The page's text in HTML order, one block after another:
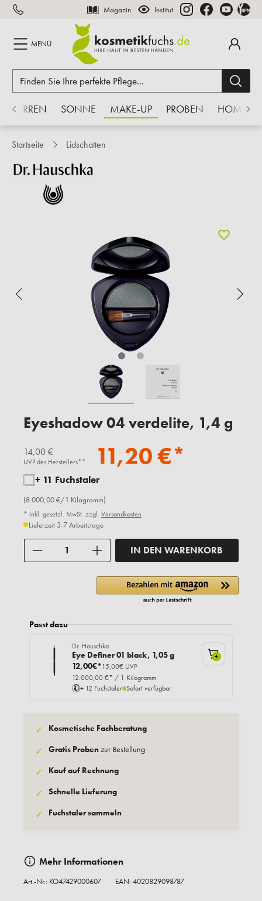
springen Magazin Institut
MENÜ
HERREN SONNE MAKE-UP PROBEN HOME
Startseite Lidschatten
Eyeshadow 04 verdelite, 1,4 g
14,00 €
UVP des Herstellers** 11,20 €*
+ 11 Fuchstaler
(8.000,00 €/1 Kilogramm)
* inkl. gesetzl. MwSt. zzgl. Versandkosten
Lieferzeit 3-7 Arbeitstage
IN DEN WARENKORB
Passt dazu
Dr. Hauschka
Eye Definer 01 black, 1,05 g
12,00€*15,00€ UVP
12.000,00 €* / 1 Kilogramm
+ 12 Fuchstaler Sofort verfügbar
+
✓ Kosmetische Fachberatung
✓ Gratis Probenzur Bestellung
✓ Kauf auf Rechnung
✓ Schnelle Lieferung
✓ Fuchstaler sammeln
Mehr Informationen
Art.-Nr.: KO47429000607 EAN: 4020829098787